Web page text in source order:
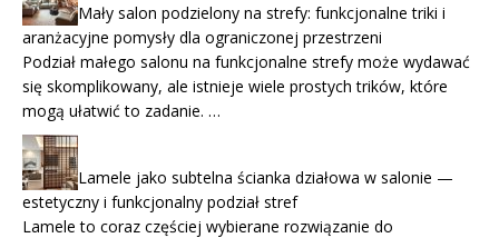
Mały salon podzielony na strefy: funkcjonalne triki i
aranżacyjne pomysły dla ograniczonej przestrzeni
Podział małego salonu na funkcjonalne strefy może wydawać
się skomplikowany, ale istnieje wiele prostych trików, które
mogą ułatwić to zadanie. …
Lamele jako subtelna ścianka działowa w salonie —
estetyczny i funkcjonalny podział stref
Lamele to coraz częściej wybierane rozwiązanie do